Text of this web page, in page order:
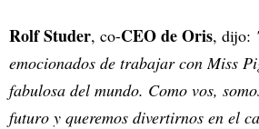
Rolf Studer, co-CEO de Oris, dijo:
emocionados de trabajar con Miss
fabulosa del mundo. Como vos,
futuro y queremos divertirnos en el